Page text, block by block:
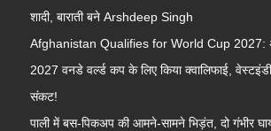
शादी, बाराती बने Arshdeep Singh
Afghanistan Qualifies for World Cup 2027:
2027 वनडे वर्ल्ड कप के लिए किया क्वालिफाई,
संकट!
पाली में बस-पिकअप की आमने-सामने भिड़ंत, दो गंभीर